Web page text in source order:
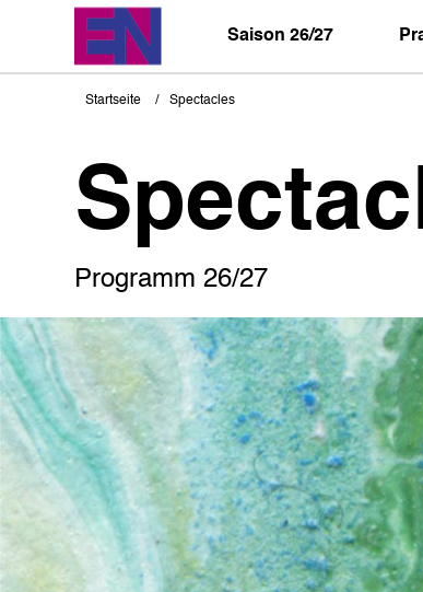
Saison 26/27
Pfadnavigation
Startseite Spectacles
Programm 26/27